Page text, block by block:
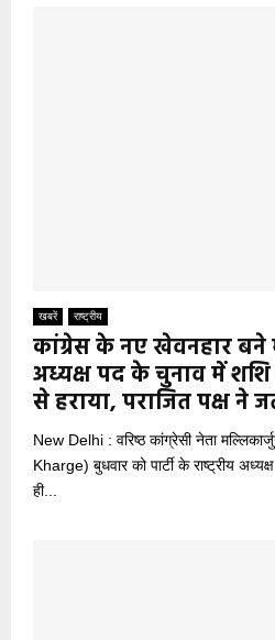
खबरें राष्ट्रीय
कांग्रेस के नए खेवनहार बने
अध्यक्ष पद के चुनाव में शशि
से हराया, पराजित पक्ष ने
New Delhi : वरिष्ठ कांग्रेसी नेता
Kharge) बुधवार को पार्टी के राष्ट्रीय
ही...